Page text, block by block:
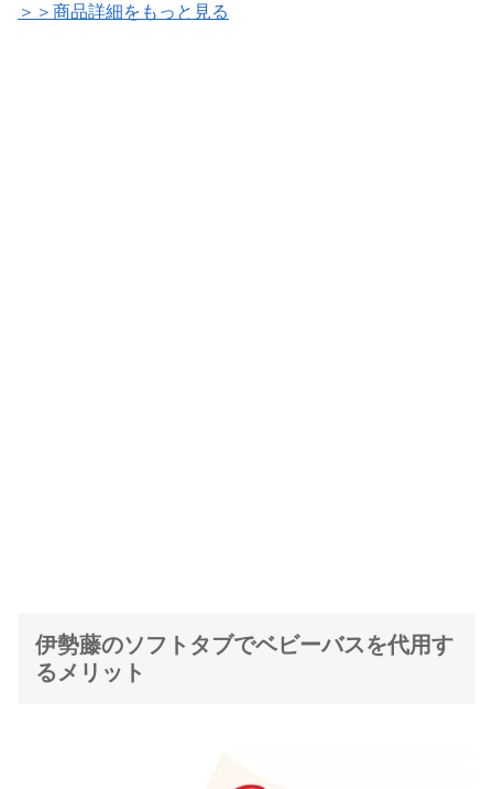
＞＞商品詳細をもっと見る
伊勢藤のソフトタブでベビーバスを代用す
るメリット